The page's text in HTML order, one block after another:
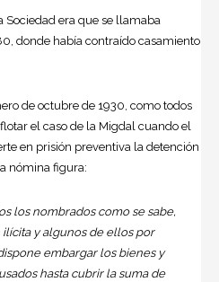
Sociedad era que se llamaba
donde había contraído casamiento
de octubre de 1930, como todos
el caso de la Migdal cuando el
en prisión preventiva la detención
nómina figura:
los nombrados como se sabe,
ilícita y algunos de ellos por
embargar los bienes y
hasta cubrir la suma de